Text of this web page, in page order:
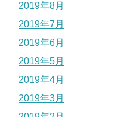
2019年8月
2019年7月
2019年6月
2019年5月
2019年4月
2019年3月